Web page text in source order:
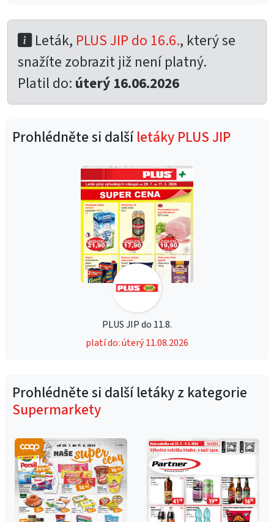
Leták, PLUS JIP do 16.6., který se
snažíte zobrazit již není platný.
Platil do: úterý 16.06.2026
Prohlédněte si dalšíletáky PLUS JIP
PLUS JIP do 11.8.
platí do: úterý 11.08.2026
Prohlédněte si další letáky z kategorie
Supermarkety